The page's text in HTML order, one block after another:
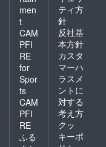
men
t
CAM
PFI
RE
for
Spor
ts
CAM
PFI
RE
ふる
ティ方
針
反社基
本方針
カスタ
マーハ
ラスメ
ントに
対する
考え方
クッ
キーポ